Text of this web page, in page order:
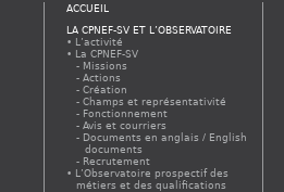
ACCUEIL
LA CPNEF-SV ET L’OBSERVATOIRE
L’activité
La CPNEF-SV
Missions
Actions
Création
Champs et représentativité
Fonctionnement
Avis et courriers
Documents en anglais / English
documents
Recrutement
L’Observatoire prospectif des
métiers et des qualifications